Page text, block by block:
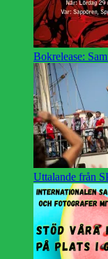
Bokrelease:
Uttalande från